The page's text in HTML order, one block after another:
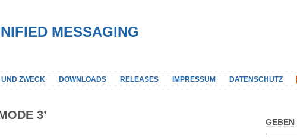
MESSAGING
ZWECK DOWNLOADS RELEASES IMPRESSUM DATENSCHUTZ
3’
GEBEN